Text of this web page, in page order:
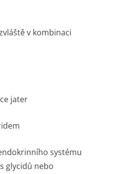
v kombinaci
jater
systému
glycidů nebo